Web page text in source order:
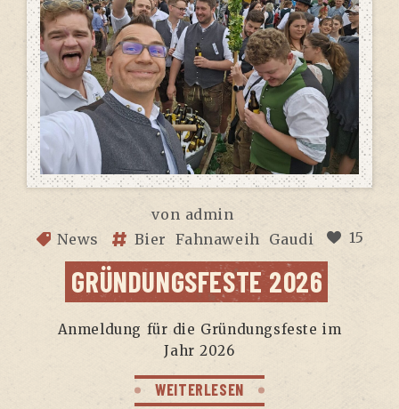
von admin
News
Bier Fahnaweih Gaudi 15
GRÜN­DUNGS­FES­TE 2026
Anmel­dung für die Grün­dungs­fes­te im
Jahr 2026
WEITERLESEN